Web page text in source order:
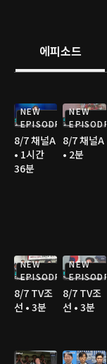
에피소드
NEW
EPISODE
8/7 채널A
• 1시간
36분
NEW
EPISODE
8/7 채널A
• 2분
NEW
EPISODE
8/7 TV조
선 • 3분
NEW
EPISODE
8/7 TV조
선 • 3분